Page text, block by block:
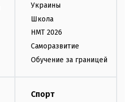
Украины
Школа
НМТ 2026
Саморазвитие
Обучение за границей
Спорт